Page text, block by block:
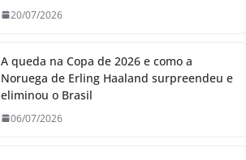
20/07/2026
A queda na Copa de 2026 e como a
Noruega de Erling Haaland surpreendeu e
eliminou o Brasil
06/07/2026